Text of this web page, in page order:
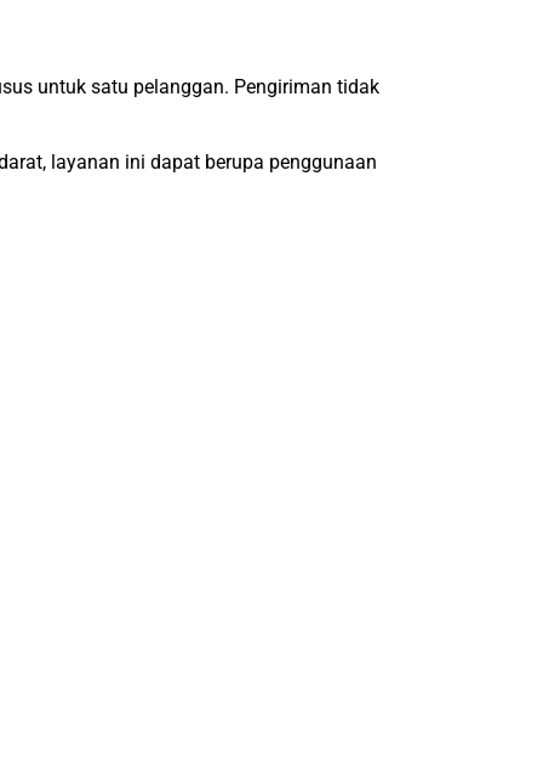
untuk satu pelanggan. Pengiriman tidak
layanan ini dapat berupa penggunaan